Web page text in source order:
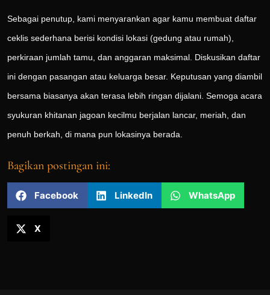
Sebagai penutup, kami menyarankan agar kamu membuat daftar
ceklis sederhana berisi kondisi lokasi (gedung atau rumah),
perkiraan jumlah tamu, dan anggaran maksimal. Diskusikan daftar
ini dengan pasangan atau keluarga besar. Keputusan yang diambil
bersama biasanya akan terasa lebih ringan dijalani. Semoga acara
syukuran khitanan jagoan kecilmu berjalan lancar, meriah, dan
penuh berkah, di mana pun lokasinya berada.
Bagikan postingan ini:
Facebook LinkedIn WhatsApp
X